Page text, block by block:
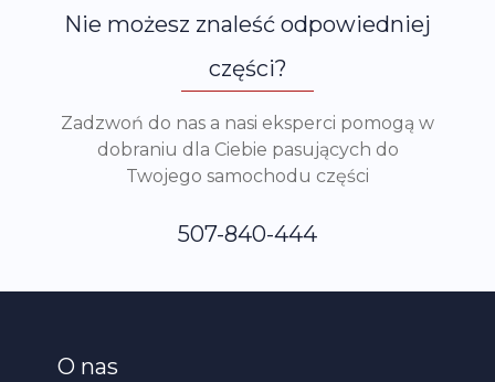
Nie możesz znaleść odpowiedniej
części?
Zadzwoń do nas a nasi eksperci pomogą w
dobraniu dla Ciebie pasujących do
Twojego samochodu części
507-840-444
O nas